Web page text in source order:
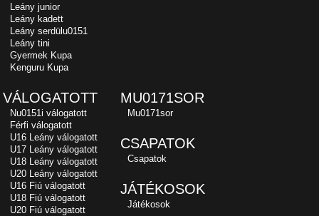
Leány junior
Leány kadett
Leány serdülu0151
Leány tini
Gyermek Kupa
Kenguru Kupa
VÁLOGATOTT
Nu0151i válogatott
Férfi válogatott
U16 Leány válogatott
U17 Leány válogatott
U18 Leány válogatott
U20 Leány válogatott
U16 Fiú válogatott
U18 Fiú válogatott
U20 Fiú válogatott
MU0171SOR
Mu0171sor
CSAPATOK
Csapatok
JÁTÉKOSOK
Játékosok